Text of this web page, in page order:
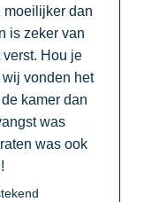
moeilijker dan
is zeker van
Hou je
vonden het
kamer dan
was
was ook